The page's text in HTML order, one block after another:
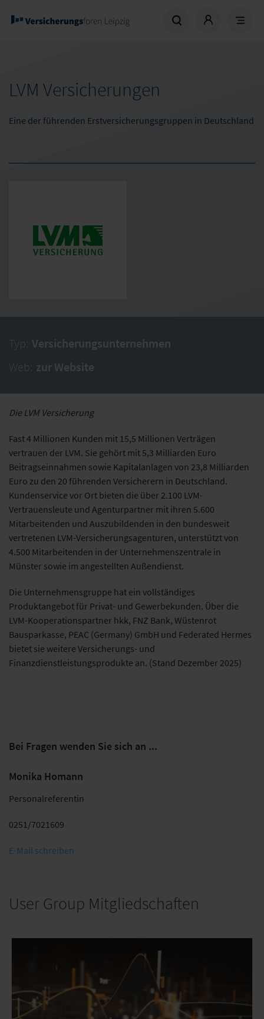
LVM Versicherungen
Eine der führenden Erstversicherungsgruppen in Deutschland
Typ: Versicherungsunternehmen
Web: zur Website
Die LVM Versicherung
Fast 4 Millionen Kunden mit 15,5 Millionen Verträgen
vertrauen der LVM. Sie gehört mit 5,3 Milliarden Euro
Beitragseinnahmen sowie Kapitalanlagen von 23,8 Milliarden
Euro zu den 20 führenden Versicherern in Deutschland.
Kundenservice vor Ort bieten die über 2.100 LVM-
Vertrauensleute und Agenturpartner mit ihren 5.600
Mitarbeitenden und Auszubildenden in den bundesweit
vertretenen LVM-Versicherungsagenturen, unterstützt von
4.500 Mitarbeitenden in der Unternehmenszentrale in
Münster sowie im angestellten Außendienst.
Die Unternehmensgruppe hat ein vollständiges
Produktangebot für Privat- und Gewerbekunden. Über die
LVM-Kooperationspartner hkk, FNZ Bank, Wüstenrot
Bausparkasse, PEAC (Germany) GmbH und Federated Hermes
bietet sie weitere Versicherungs- und
Finanzdienstleistungsprodukte an. (Stand Dezember 2025)
Bei Fragen wenden Sie sich an ...
Monika Homann
Personalreferentin
0251/7021609
E-Mail schreiben
User Group Mitgliedschaften